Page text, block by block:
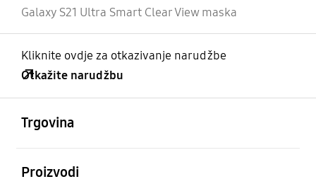
Galaxy S21 Ultra Smart Clear View maska
Kliknite ovdje za otkazivanje narudžbe
Otkažite narudžbu
Trgovina
Proizvodi